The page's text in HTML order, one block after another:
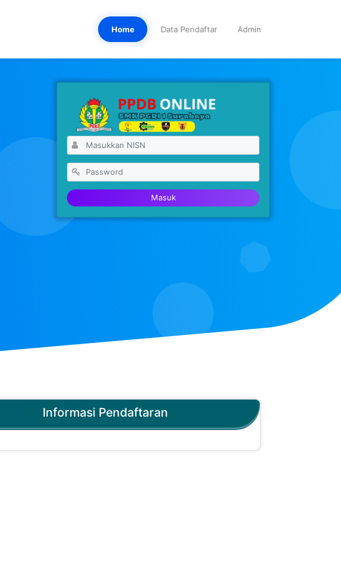
Home Data Pendaftar Admin
Masuk
Informasi Pendaftaran